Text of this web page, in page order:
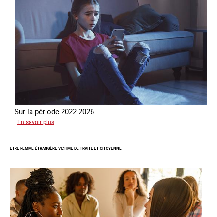
Sur la période 2022-2026
En savoir plus
publie
quatrième
rapport
sur
la
France
ETRE FEMME ÉTRANGÈRE VICTIME DE TRAITE ET CITOYENNE